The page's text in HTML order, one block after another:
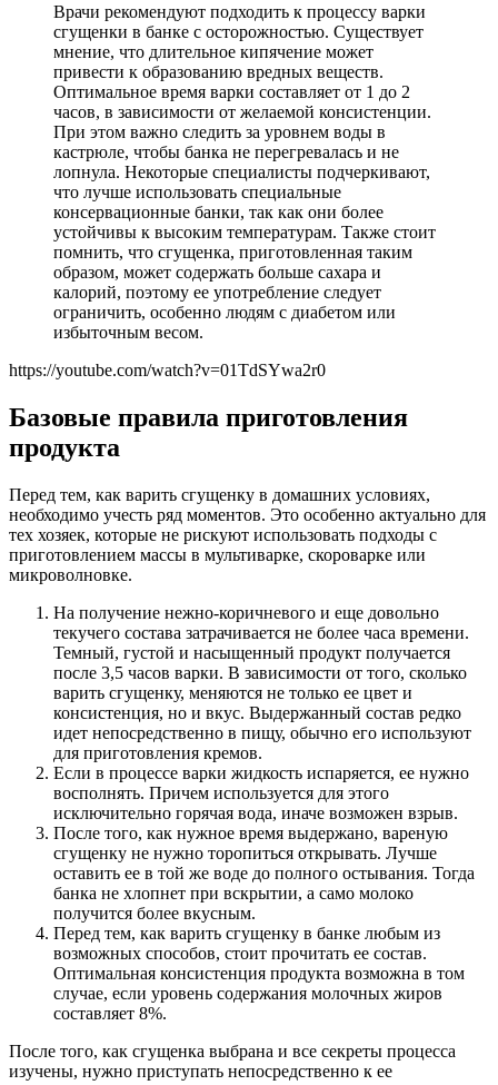
Врачи рекомендуют подходить к процессу варки
сгущенки в банке с осторожностью. Существует
мнение, что длительное кипячение может
привести к образованию вредных веществ.
Оптимальное время варки составляет от 1 до 2
часов, в зависимости от желаемой консистенции.
При этом важно следить за уровнем воды в
кастрюле, чтобы банка не перегревалась и не
лопнула. Некоторые специалисты подчеркивают,
что лучше использовать специальные
консервационные банки, так как они более
устойчивы к высоким температурам. Также стоит
помнить, что сгущенка, приготовленная таким
образом, может содержать больше сахара и
калорий, поэтому ее употребление следует
ограничить, особенно людям с диабетом или
избыточным весом.
https://youtube.com/watch?v=01TdSYwa2r0
Базовые правила приготовления
продукта
Перед тем, как варить сгущенку в домашних условиях,
необходимо учесть ряд моментов. Это особенно актуально для
тех хозяек, которые не рискуют использовать подходы с
приготовлением массы в мультиварке, скороварке или
микроволновке.
На получение нежно-коричневого и еще довольно
текучего состава затрачивается не более часа времени.
Темный, густой и насыщенный продукт получается
после 3,5 часов варки. В зависимости от того, сколько
варить сгущенку, меняются не только ее цвет и
консистенция, но и вкус. Выдержанный состав редко
идет непосредственно в пищу, обычно его используют
для приготовления кремов.
Если в процессе варки жидкость испаряется, ее нужно
восполнять. Причем используется для этого
исключительно горячая вода, иначе возможен взрыв.
После того, как нужное время выдержано, вареную
сгущенку не нужно торопиться открывать. Лучше
оставить ее в той же воде до полного остывания. Тогда
банка не хлопнет при вскрытии, а само молоко
получится более вкусным.
Перед тем, как варить сгущенку в банке любым из
возможных способов, стоит прочитать ее состав.
Оптимальная консистенция продукта возможна в том
случае, если уровень содержания молочных жиров
составляет 8%.
После того, как сгущенка выбрана и все секреты процесса
изучены, нужно приступать непосредственно к ее